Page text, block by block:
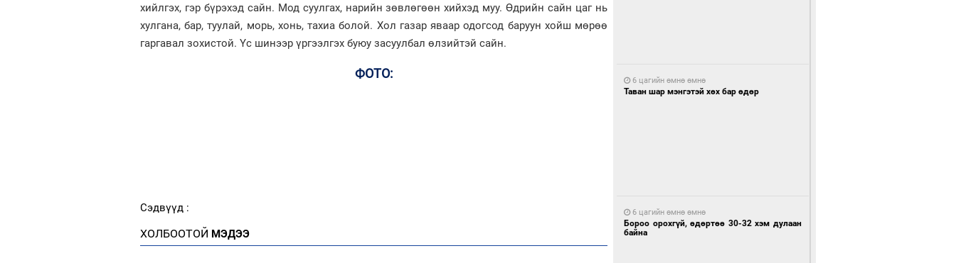
хийлгэх, гэр бүрэхэд сайн. Мод суулгах, нарийн зөвлөгөөн хийхэд муу. Өдрийн сайн цаг нь
хулгана, бар, туулай, морь, хонь, тахиа болой. Хол газар яваар одогсод баруун хойш мөрөө
гаргавал зохистой. Үс шинээр үргээлгэх буюу засуулбал өлзийтэй сайн.
ФОТО:
Сэдвүүд :
ХОЛБООТОЙ МЭДЭЭ
6 цагийн өмнө өмнө
Таван шар мэнгэтэй хөх бар өдөр
6 цагийн өмнө өмнө
Бороо орохгүй, өдөртөө 30-32 хэм дулаан
байна